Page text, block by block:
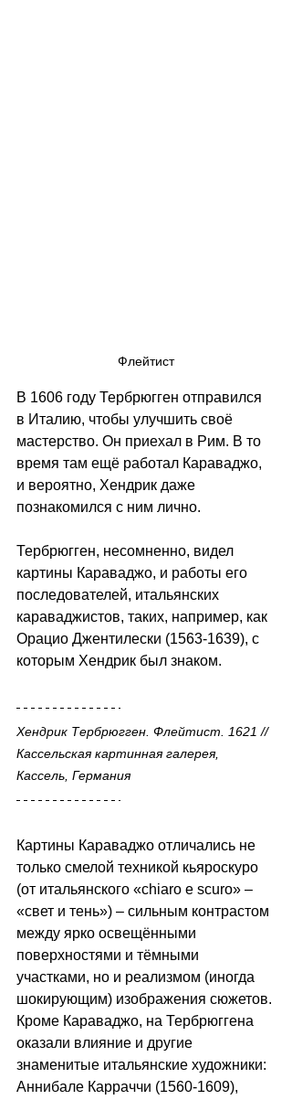
Флейтист
В 1606 году Тербрюгген отправился
в Италию, чтобы улучшить своё
мастерство. Он приехал в Рим. В то
время там ещё работал Караваджо,
и вероятно, Хендрик даже
познакомился с ним лично.
Тербрюгген, несомненно, видел
картины Караваджо, и работы его
последователей, итальянских
караваджистов, таких, например, как
Орацио Джентилески (1563-1639), с
которым Хендрик был знаком.
Хендрик Тербрюгген. Флейтист. 1621 //
Кассельская картинная галерея,
Кассель, Германия
Картины Караваджо отличались не
только смелой техникой кьяроскуро
(от итальянского «chiaro е scuro» –
«свет и тень») – сильным контрастом
между ярко освещёнными
поверхностями и тёмными
участками, но и реализмом (иногда
шокирующим) изображения сюжетов.
Кроме Караваджо, на Тербрюггена
оказали влияние и другие
знаменитые итальянские художники:
Аннибале Карраччи (1560-1609),